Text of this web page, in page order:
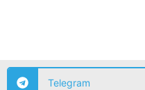
Telegram